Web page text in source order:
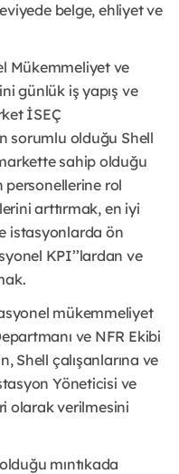
belge, ehliyet ve
Mükemmeliyet ve
günlük iş yapış ve
İSEÇ
sorumlu olduğu Shell
sahip olduğu
rol
arttırmak, en iyi
istasyonlarda ön
KPI’’lardan ve
mükemmeliyet
ve NFR Ekibi
Shell çalışanlarına ve
Yöneticisi ve
olarak verilmesini
mıntıkada